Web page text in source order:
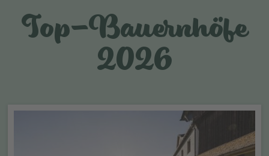
Top-Bauernhöfe
2026